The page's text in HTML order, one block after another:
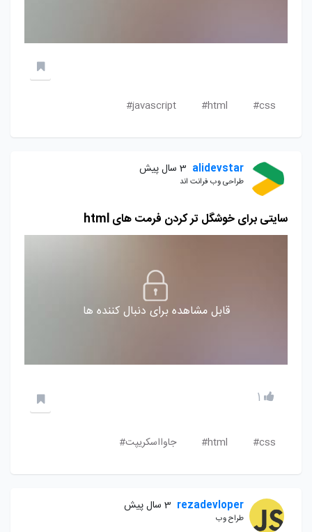
css#
html#
javascript#
alidevstar 3 سال پیش
طراحی وب فرانت اند
سایتی برای خوشگل تر کردن فرمت های html
قابل مشاهده برای دنبال کننده ها
1
css#
html# جاوااسکریپت#
rezadevloper 3 سال پیش
طراح وب